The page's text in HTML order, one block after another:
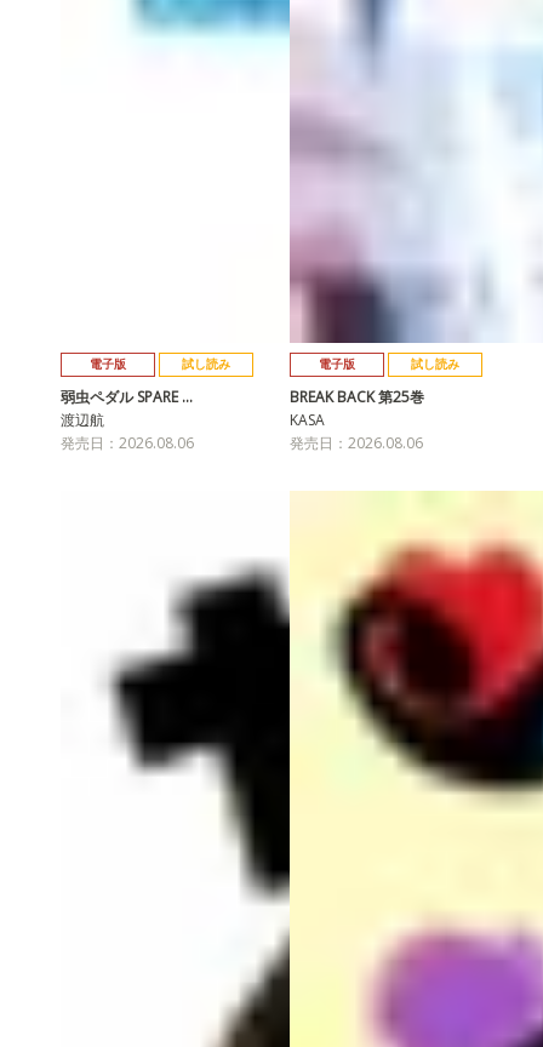
電子版 試し読み
弱虫ペダル SPARE …
渡辺航
発売日：2026.08.06
電子版 試し読み
BREAK BACK 第25巻
KASA
発売日：2026.08.06